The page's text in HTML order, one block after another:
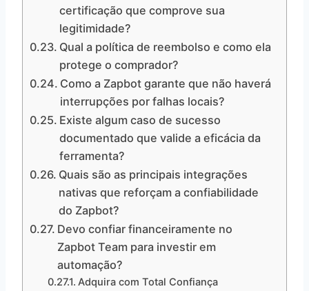
certificação que comprove sua
legitimidade?
Qual a política de reembolso e como ela
protege o comprador?
Como a Zapbot garante que não haverá
interrupções por falhas locais?
Existe algum caso de sucesso
documentado que valide a eficácia da
ferramenta?
Quais são as principais integrações
nativas que reforçam a confiabilidade
do Zapbot?
Devo confiar financeiramente no
Zapbot Team para investir em
automação?
Adquira com Total Confiança